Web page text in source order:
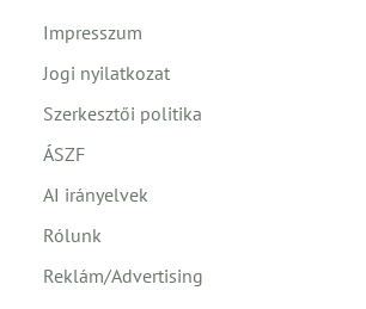
Impresszum
Jogi nyilatkozat
Szerkesztői politika
ÁSZF
AI irányelvek
Rólunk
Reklám/Advertising